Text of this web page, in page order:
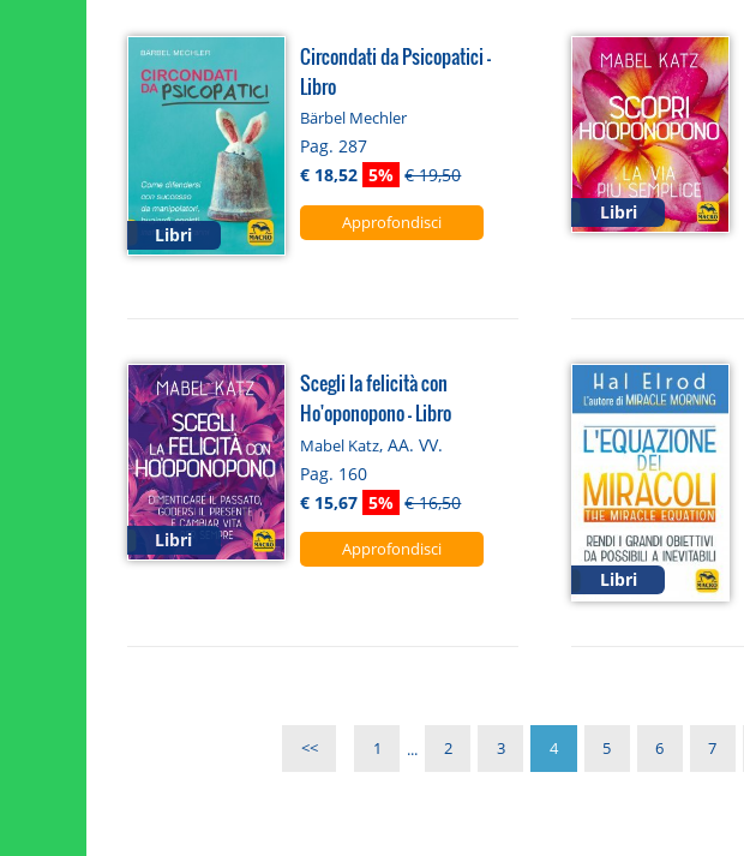
Libri
Circondati da Psicopatici -
Libro
Bärbel Mechler
Pag. 287
€ 18,52 5% € 19,50
Approfondisci Libri
Libri
Scegli la felicità con
Ho'oponopono - Libro
Mabel Katz, AA. VV.
Pag. 160
€ 15,67 5% € 16,50
Approfondisci
Libri
<< 1 ... 2 3 4 5 6 7